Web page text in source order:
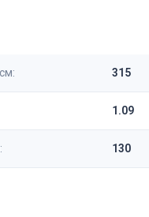
315
1.09
130